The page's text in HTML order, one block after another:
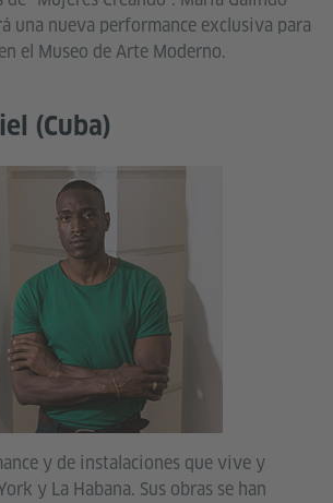
una nueva performance exclusiva para
el Museo de Arte Moderno.
(Cuba)
y de instalaciones que vive y
y La Habana. Sus obras se han